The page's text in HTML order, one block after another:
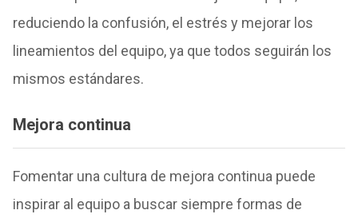
reduciendo la confusión, el estrés y mejorar los
lineamientos del equipo, ya que todos seguirán los
mismos estándares.
Mejora continua
Fomentar una cultura de mejora continua puede
inspirar al equipo a buscar siempre formas de